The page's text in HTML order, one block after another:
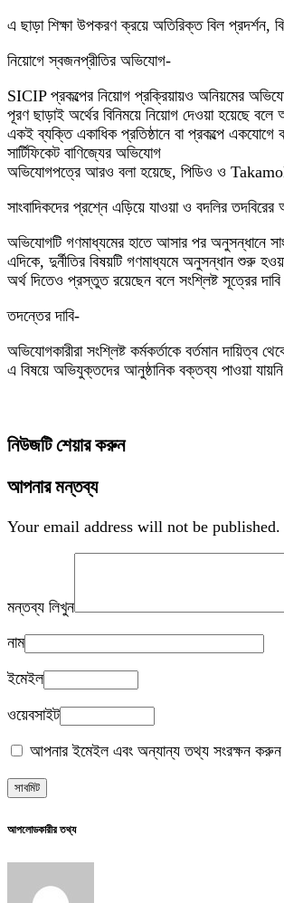
এ ছাড়া শিক্ষা উপকরণ ক্রয়ে অতিরিক্ত বিল প্রদর্শন,
নিয়োগে স্বজনপ্রীতির অভিযোগ-
SICIP প্রকল্পের নিয়োগ প্রক্রিয়ায়ও অনিয়মের
পূরণ ছাড়াই অর্থের বিনিময়ে নিয়োগ দেওয়া হয়েছে
একই ব্যক্তি একাধিক প্রতিষ্ঠানে বা প্রকল্পে একযোগে
সার্টিফিকেট বাণিজ্যের অভিযোগ
অভিযোগপত্রে আরও বলা হয়েছে, পিডিও ও Takamol
সাংবাদিকদের প্রশ্নে এড়িয়ে যাওয়া ও বদলির
অভিযোগটি গণমাধ্যমের হাতে আসার পর অনুসন্ধানে
এদিকে, দুর্নীতির বিষয়টি গণমাধ্যমে অনুসন্ধান শুরু
অর্থ দিতেও প্রস্তুত রয়েছেন বলে সংশ্লিষ্ট সূত্রের
তদন্তের দাবি-
অভিযোগকারীরা সংশ্লিষ্ট কর্মকর্তাকে বর্তমান দায়িত্ব
এ বিষয়ে অভিযুক্তদের আনুষ্ঠানিক বক্তব্য পাওয়া
নিউজটি শেয়ার করুন
আপনার মন্তব্য
Your email address will not be published.
মন্তব্য লিখুন
নাম
ইমেইল
ওয়েবসাইট
আপনার ইমেইল এবং অন্যান্য তথ্য সংরক্ষন করুন
আপলোডকারীর তথ্য